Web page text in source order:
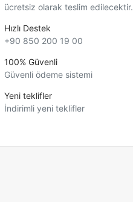
ücretsiz olarak teslim edilecektir.
Hızlı Destek
+90 850 200 19 00
100% Güvenli
Güvenli ödeme sistemi
Yeni teklifler
İndirimli yeni teklifler